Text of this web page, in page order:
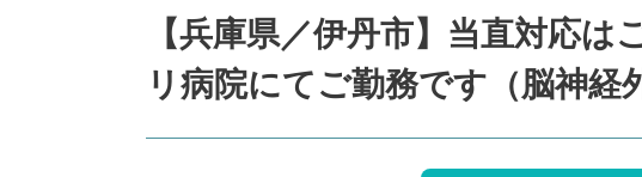
【兵庫県／伊丹市】当直対応
リ病院にてご勤務です（脳神経